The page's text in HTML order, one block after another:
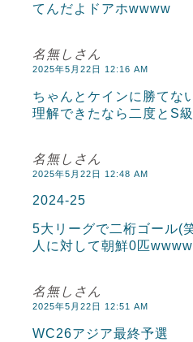
てんだよドアホwwww
名無しさん
2025年5月22日 12:16 AM
ちゃんとケインに勝てな
理解できたなら二度とS
名無しさん
2025年5月22日 12:48 AM
2024-25
5大リーグで二桁ゴール(
人に対して朝鮮0匹
名無しさん
2025年5月22日 12:51 AM
WC26アジア最終予選